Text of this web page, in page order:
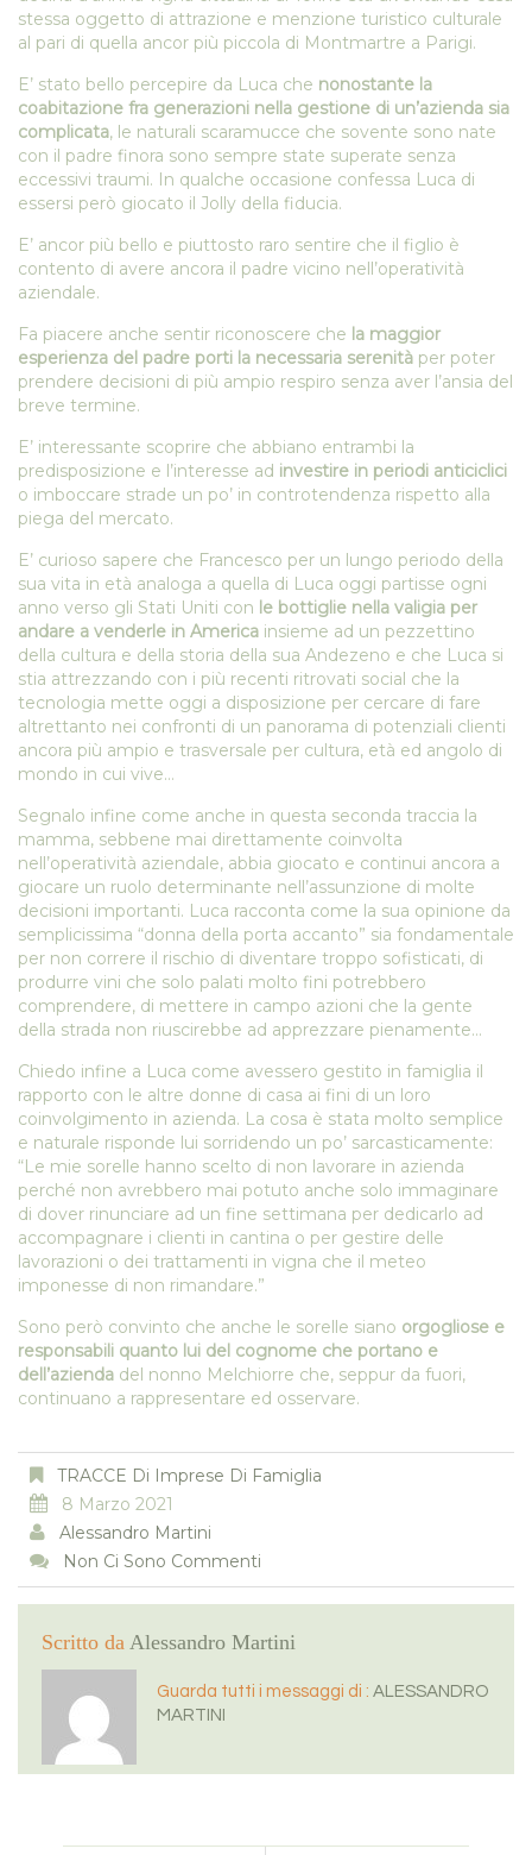
stessa oggetto di attrazione e menzione turistico culturale
al pari di quella ancor più piccola di Montmartre a Parigi.
E’ stato bello percepire da Luca che nonostante la
coabitazione fra generazioni nella gestione di un’azienda sia
complicata, le naturali scaramucce che sovente sono nate
con il padre finora sono sempre state superate senza
eccessivi traumi. In qualche occasione confessa Luca di
essersi però giocato il Jolly della fiducia.
E’ ancor più bello e piuttosto raro sentire che il figlio è
contento di avere ancora il padre vicino nell’operatività
aziendale.
Fa piacere anche sentir riconoscere che la maggior
esperienza del padre porti la necessaria serenità per poter
prendere decisioni di più ampio respiro senza aver l’ansia del
breve termine.
E’ interessante scoprire che abbiano entrambi la
predisposizione e l’interesse ad investire in periodi anticiclici
o imboccare strade un po’ in controtendenza rispetto alla
piega del mercato.
E’ curioso sapere che Francesco per un lungo periodo della
sua vita in età analoga a quella di Luca oggi partisse ogni
anno verso gli Stati Uniti con le bottiglie nella valigia per
andare a venderle in America insieme ad un pezzettino
della cultura e della storia della sua Andezeno e che Luca si
stia attrezzando con i più recenti ritrovati social che la
tecnologia mette oggi a disposizione per cercare di fare
altrettanto nei confronti di un panorama di potenziali clienti
ancora più ampio e trasversale per cultura, età ed angolo di
mondo in cui vive…
Segnalo infine come anche in questa seconda traccia la
mamma, sebbene mai direttamente coinvolta
nell’operatività aziendale, abbia giocato e continui ancora a
giocare un ruolo determinante nell’assunzione di molte
decisioni importanti. Luca racconta come la sua opinione da
semplicissima “donna della porta accanto” sia fondamentale
per non correre il rischio di diventare troppo sofisticati, di
produrre vini che solo palati molto fini potrebbero
comprendere, di mettere in campo azioni che la gente
della strada non riuscirebbe ad apprezzare pienamente…
Chiedo infine a Luca come avessero gestito in famiglia il
rapporto con le altre donne di casa ai fini di un loro
coinvolgimento in azienda. La cosa è stata molto semplice
e naturale risponde lui sorridendo un po’ sarcasticamente:
“Le mie sorelle hanno scelto di non lavorare in azienda
perché non avrebbero mai potuto anche solo immaginare
di dover rinunciare ad un fine settimana per dedicarlo ad
accompagnare i clienti in cantina o per gestire delle
lavorazioni o dei trattamenti in vigna che il meteo
imponesse di non rimandare.”
Sono però convinto che anche le sorelle siano orgogliose e
responsabili quanto lui del cognome che portano e
dell’azienda del nonno Melchiorre che, seppur da fuori,
continuano a rappresentare ed osservare.
TRACCE Di Imprese Di Famiglia
8 Marzo 2021
Alessandro Martini
Non Ci Sono Commenti
Scritto da Alessandro Martini
Guarda tutti i messaggi di : ALESSANDRO
MARTINI